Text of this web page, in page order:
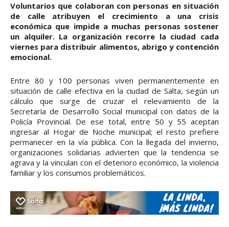
Voluntarios que colaboran con personas en situación
de calle atribuyen el crecimiento a una crisis
económica que impide a muchas personas sostener
un alquiler. La organización recorre la ciudad cada
viernes para distribuir alimentos, abrigo y contención
emocional.
Entre 80 y 100 personas viven permanentemente en
situación de calle efectiva en la ciudad de Salta, según un
cálculo que surge de cruzar el relevamiento de la
Secretaría de Desarrollo Social municipal con datos de la
Policía Provincial. De ese total, entre 50 y 55 aceptan
ingresar al Hogar de Noche municipal; el resto prefiere
permanecer en la vía pública. Con la llegada del invierno,
organizaciones solidarias advierten que la tendencia se
agrava y la vinculan con el deterioro económico, la violencia
familiar y los consumos problemáticos.